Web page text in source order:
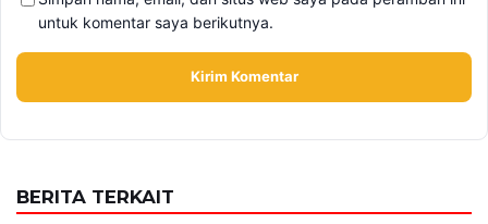
BERITA TERKAIT
Sabtu, 8 Agustus 2026 - 22:27 WIB
Terekam CCTV, 4 Pencuri Kabel Penangkal Petir TVRI
Ternyata Bukan untuk Koleksi